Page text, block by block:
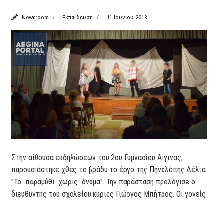
Newsroom Εκπαίδευση 11 Ιουνίου 2018
Στην αίθουσα εκδηλώσεων του 2ου Γυμνασίου Αίγινας,
παρουσιάστηκε χθες το βράδυ το έργο της Πηνελόπης Δέλτα
"Το παραμύθι χωρίς όνομα". Την παράσταση προλόγισε ο
διευθυντής του σχολείου κύριος Γιώργος Μπήτρος. Οι γονείς